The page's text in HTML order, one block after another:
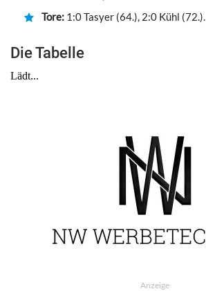
Tore: 1:0 Tasyer (64.), 2:0 Kühl (72.).
Die Tabelle
Anzeige